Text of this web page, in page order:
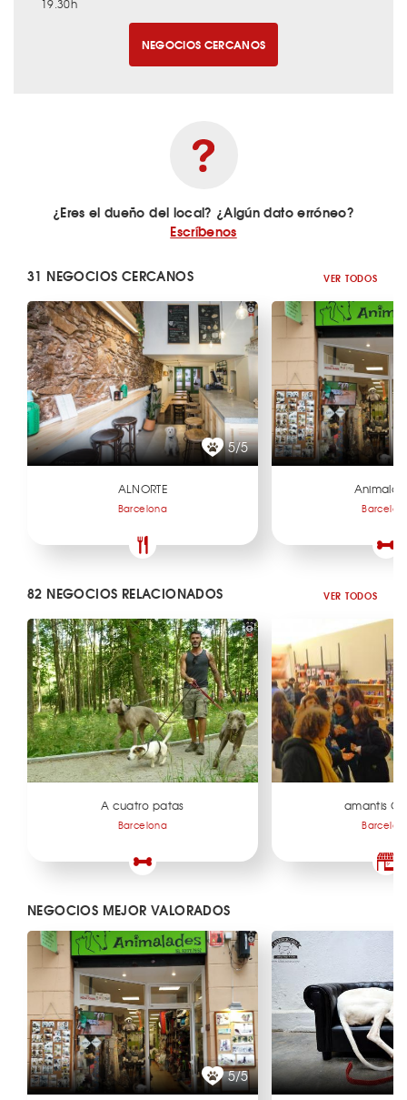
19.30h
NEGOCIOS CERCANOS
¿Eres el dueño del local? ¿Algún dato erróneo?
Escríbenos
31 NEGOCIOS CERCANOS VER TODOS
5/5
ALNORTE
Barcelona
82 NEGOCIOS RELACIONADOS VER TODOS
A cuatro patas
Barcelona
amantis
NEGOCIOS MEJOR VALORADOS
5/5